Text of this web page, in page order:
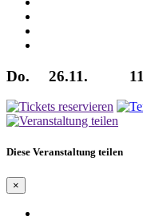
Do. 26.11.
Diese Veranstaltung teilen
×